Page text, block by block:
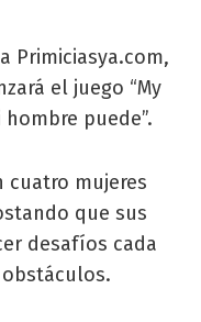
Primiciasya.com,
el juego “My
hombre puede”.
cuatro mujeres
que sus
desafíos cada